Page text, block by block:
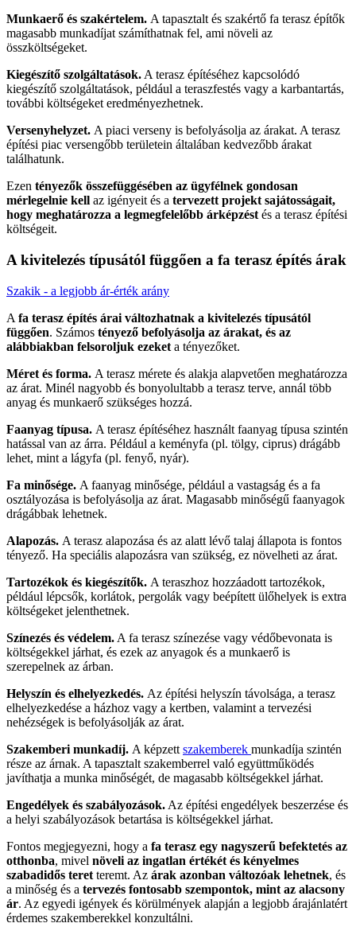
Munkaerő és szakértelem. A tapasztalt és szakértő fa terasz építők
magasabb munkadíjat számíthatnak fel, ami növeli az
összköltségeket.
Kiegészítő szolgáltatások. A terasz építéséhez kapcsolódó
kiegészítő szolgáltatások, például a teraszfestés vagy a karbantartás,
további költségeket eredményezhetnek.
Versenyhelyzet. A piaci verseny is befolyásolja az árakat. A terasz
építési piac versengőbb területein általában kedvezőbb árakat
találhatunk.
Ezen tényezők összefüggésében az ügyfélnek gondosan
mérlegelnie kell az igényeit és a tervezett projekt sajátosságait,
hogy meghatározza a legmegfelelőbb árképzést és a terasz építési
költségeit.
A kivitelezés típusától függően a fa terasz építés árak
Szakik - a legjobb ár-érték arány
A fa terasz építés árai változhatnak a kivitelezés típusától
függően. Számos tényező befolyásolja az árakat, és az
alábbiakban felsoroljuk ezeket a tényezőket.
Méret és forma. A terasz mérete és alakja alapvetően meghatározza
az árat. Minél nagyobb és bonyolultabb a terasz terve, annál több
anyag és munkaerő szükséges hozzá.
Faanyag típusa. A terasz építéséhez használt faanyag típusa szintén
hatással van az árra. Például a keményfa (pl. tölgy, ciprus) drágább
lehet, mint a lágyfa (pl. fenyő, nyár).
Fa minősége. A faanyag minősége, például a vastagság és a fa
osztályozása is befolyásolja az árat. Magasabb minőségű faanyagok
drágábbak lehetnek.
Alapozás. A terasz alapozása és az alatt lévő talaj állapota is fontos
tényező. Ha speciális alapozásra van szükség, ez növelheti az árat.
Tartozékok és kiegészítők. A teraszhoz hozzáadott tartozékok,
például lépcsők, korlátok, pergolák vagy beépített ülőhelyek is extra
költségeket jelenthetnek.
Színezés és védelem. A fa terasz színezése vagy védőbevonata is
költségekkel járhat, és ezek az anyagok és a munkaerő is
szerepelnek az árban.
Helyszín és elhelyezkedés. Az építési helyszín távolsága, a terasz
elhelyezkedése a házhoz vagy a kertben, valamint a tervezési
nehézségek is befolyásolják az árat.
Szakemberi munkadíj. A képzett szakemberek munkadíja szintén
része az árnak. A tapasztalt szakemberrel való együttműködés
javíthatja a munka minőségét, de magasabb költségekkel járhat.
Engedélyek és szabályozások. Az építési engedélyek beszerzése és
a helyi szabályozások betartása is költségekkel járhat.
Fontos megjegyezni, hogy a fa terasz egy nagyszerű befektetés az
otthonba, mivel növeli az ingatlan értékét és kényelmes
szabadidős teret teremt. Az árak azonban változóak lehetnek, és
a minőség és a tervezés fontosabb szempontok, mint az alacsony
ár. Az egyedi igények és körülmények alapján a legjobb árajánlatért
érdemes szakemberekkel konzultálni.